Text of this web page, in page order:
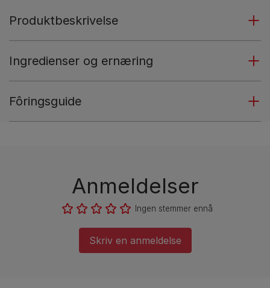
Produktbeskrivelse
Ingredienser og ernæring
Fôringsguide
Anmeldelser
Ingen stemmer ennå
Skriv en anmeldelse